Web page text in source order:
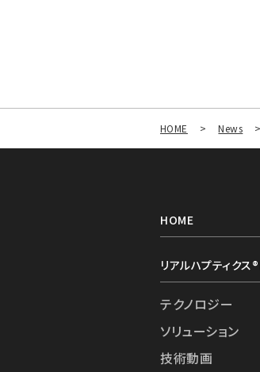
HOME > News >
HOME
リアルハプティクス
テクノロジー
ソリューション
技術動画